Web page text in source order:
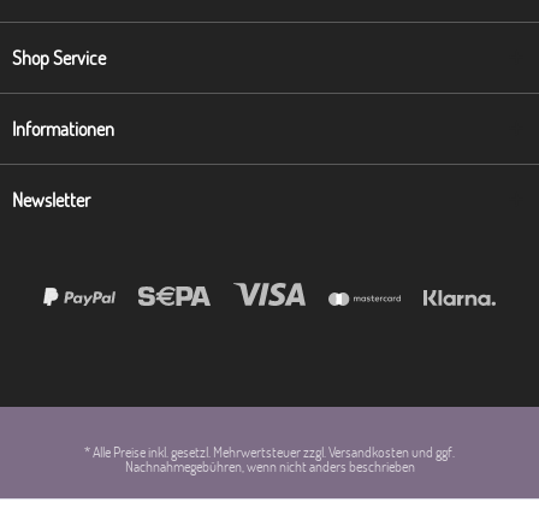
Shop Service
Informationen
Newsletter
* Alle Preise inkl. gesetzl. Mehrwertsteuer zzgl. Versandkosten und ggf.
Nachnahmegebühren, wenn nicht anders beschrieben